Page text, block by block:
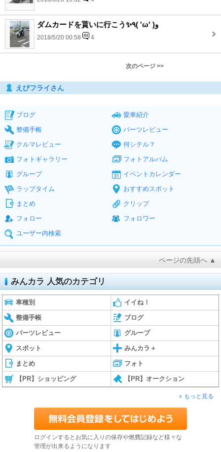
ダムカードを貰いに行こう✨٩( 'ω' )و
2018/5/20 00:58 4
次のページ >>
えびフライさん
ブログ
愛車紹介
整備手帳
パーツレビュー
クルマレビュー
何シテル？
フォトギャラリー
フォトアルバム
グループ
イベントカレンダー
ラップタイム
おすすめスポット
まとめ
クリップ
フォロー
フォロワー
ユーザー内検索
ページの先頭へ ▲
みんカラ 人気のカテゴリ
車種別 イイね！
整備手帳 ブログ
パーツレビュー グループ
スポット みんカラ＋
まとめ フォト
【PR】ショッピング 【PR】オークション
もっと見る
ログインするとお気に入りの保存や燃費記録など様々な
管理が出来るようになります